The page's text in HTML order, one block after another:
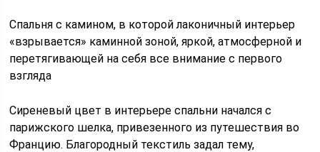
Спальня с камином, в которой лаконичный интерьер
«взрывается» каминной зоной, яркой, атмосферной и
перетягивающей на себя все внимание с первого
взгляда
Сиреневый цвет в интерьере спальни начался с
парижского шелка, привезенного из путешествия во
Францию. Благородный текстиль задал тему,